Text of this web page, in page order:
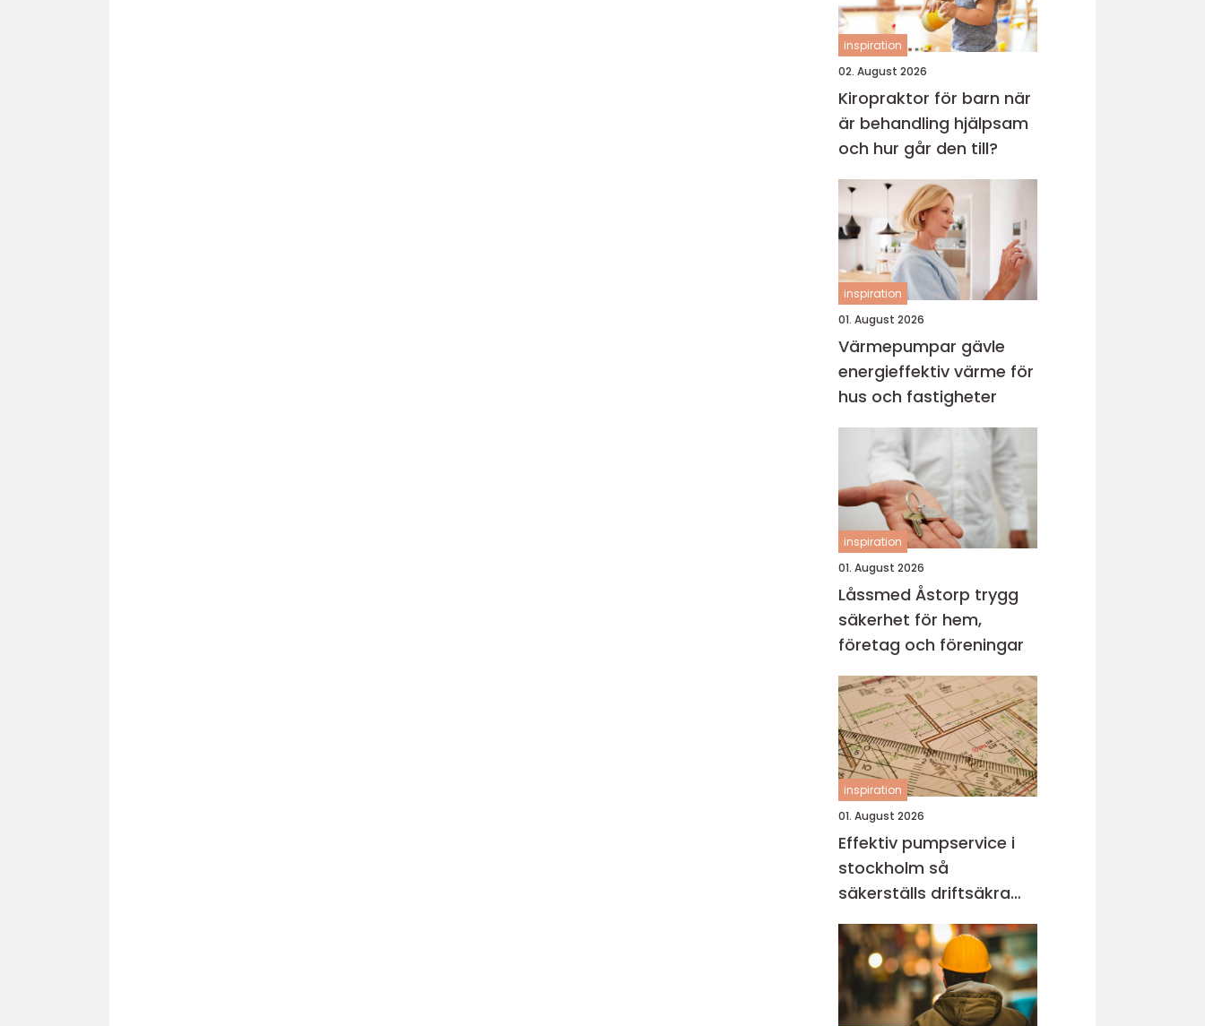
inspiration
02. August 2026
Kiropraktor för barn när
är behandling hjälpsam
och hur går den till?
inspiration
01. August 2026
Värmepumpar gävle
energieffektiv värme för
hus och fastigheter
inspiration
01. August 2026
Låssmed Åstorp trygg
säkerhet för hem,
företag och föreningar
inspiration
01. August 2026
Effektiv pumpservice i
stockholm så
säkerställs driftsäkra
anläggningar